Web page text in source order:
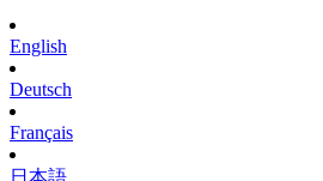
English
Deutsch
Français